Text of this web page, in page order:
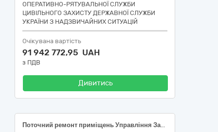
ОПЕРАТИВНО-РЯТУВАЛЬНОЇ СЛУЖБИ
ЦИВІЛЬНОГО ЗАХИСТУ ДЕРЖАВНОЇ СЛУЖБИ
УКРАЇНИ З НАДЗВИЧАЙНИХ СИТУАЦІЙ
Очікувана вартість
91 942 772,95 UAH
з ПДВ
Дивитись
Поточний ремонт приміщень Управління Західного офісу Держаудитслужби в Чернівецькій області (вул. Котляревського, 1, м.Чернівці)